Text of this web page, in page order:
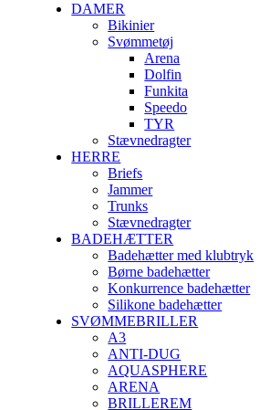
DAMER
Bikinier
Svømmetøj
Arena
Dolfin
Funkita
Speedo
TYR
Stævnedragter
HERRE
Briefs
Jammer
Trunks
Stævnedragter
BADEHÆTTER
Badehætter med klubtryk
Børne badehætter
Konkurrence badehætter
Silikone badehætter
SVØMMEBRILLER
A3
ANTI-DUG
AQUASPHERE
ARENA
BRILLEREM